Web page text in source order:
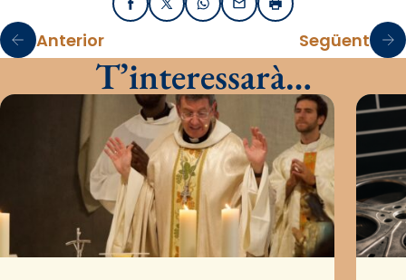
FacebookX / TwitterWhatsApp
EmailImprimir
Anterior Següent
T’interessarà…